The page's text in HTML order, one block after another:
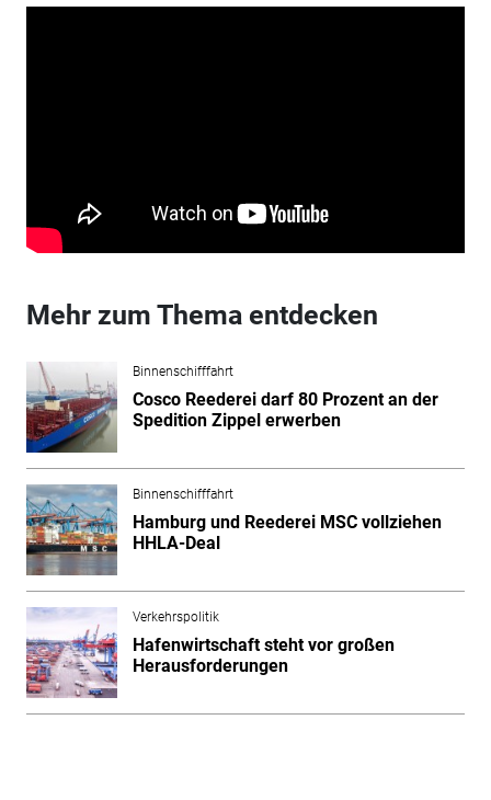
Mehr zum Thema entdecken
Binnenschifffahrt
Cosco Reederei darf 80 Prozent an der
Spedition Zippel erwerben
Binnenschifffahrt
Hamburg und Reederei MSC vollziehen
HHLA-Deal
Verkehrspolitik
Hafenwirtschaft steht vor großen
Herausforderungen